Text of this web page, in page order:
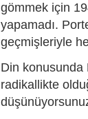
gömmek için
yapamadı.
geçmişleriyle
Din konusunda
radikallikte